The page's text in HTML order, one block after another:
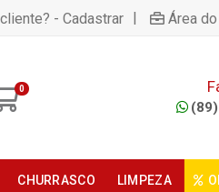
- Cadastrar | Área
0
CHURRASCO LIMPEZA